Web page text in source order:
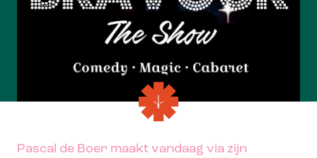
Pascal de Boer maakt vandaag via zijn